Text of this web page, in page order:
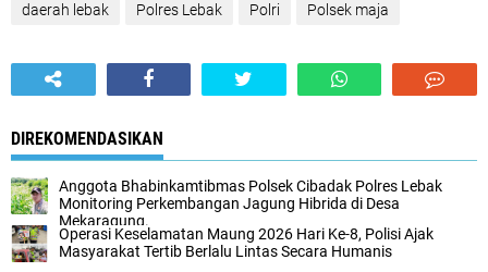
daerah lebak Polres Lebak Polri Polsek maja
DIREKOMENDASIKAN
Anggota Bhabinkamtibmas Polsek Cibadak Polres Lebak
Monitoring Perkembangan Jagung Hibrida di Desa
Mekaragung.
Operasi Keselamatan Maung 2026 Hari Ke-8, Polisi Ajak
Masyarakat Tertib Berlalu Lintas Secara Humanis